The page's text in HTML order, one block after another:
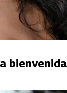
bienvenida